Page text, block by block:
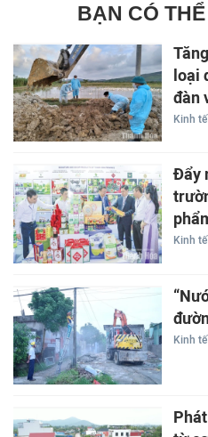
BẠN CÓ
loại
đàn
Kinh tế
Đẩy
Kinh tế
Kinh tế